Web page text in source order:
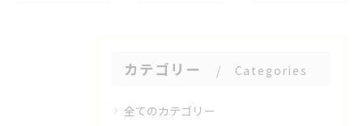
カテゴリー Categories
全てのカテゴリー